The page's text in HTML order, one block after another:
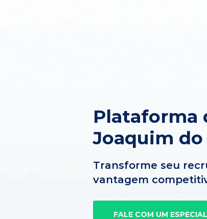
Plataforma
Joaquim
Transforme seu
vantagem
FALE COM UM